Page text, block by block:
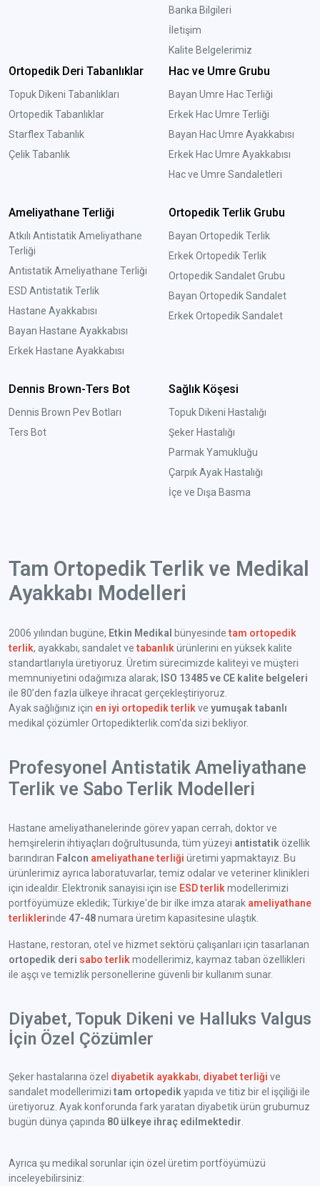
Banka Bilgileri
İletişim
Kalite Belgelerimiz
Ortopedik Deri Tabanlıklar
Topuk Dikeni Tabanlıkları
Ortopedik Tabanlıklar
Starflex Tabanlık
Çelik Tabanlık
Hac ve Umre Grubu
Bayan Umre Hac Terliği
Erkek Hac Umre Terliği
Bayan Hac Umre Ayakkabısı
Erkek Hac Umre Ayakkabısı
Hac ve Umre Sandaletleri
Ameliyathane Terliği
Atkılı Antistatik Ameliyathane
Terliği
Antistatik Ameliyathane Terliği
ESD Antistatik Terlik
Hastane Ayakkabısı
Bayan Hastane Ayakkabısı
Erkek Hastane Ayakkabısı
Ortopedik Terlik Grubu
Bayan Ortopedik Terlik
Erkek Ortopedik Terlik
Ortopedik Sandalet Grubu
Bayan Ortopedik Sandalet
Erkek Ortopedik Sandalet
Dennis Brown-Ters Bot
Dennis Brown Pev Botları
Ters Bot
Sağlık Köşesi
Topuk Dikeni Hastalığı
Şeker Hastalığı
Parmak Yamukluğu
Çarpık Ayak Hastalığı
İçe ve Dışa Basma
Tam Ortopedik Terlik ve Medikal
Ayakkabı Modelleri
2006 yılından bugüne, Etkin Medikal bünyesindetam ortopedik
terlik, ayakkabı, sandalet vetabanlık ürünlerini en yüksek kalite
standartlarıyla üretiyoruz. Üretim sürecimizde kaliteyi ve müşteri
memnuniyetini odağımıza alarak; ISO 13485 ve CE kalite belgeleri
ile 80’den fazla ülkeye ihracat gerçekleştiriyoruz.
Ayak sağlığınız için en iyi ortopedik terlik ve yumuşak tabanlı
medikal çözümler Ortopedikterlik.com'da sizi bekliyor.
Profesyonel Antistatik Ameliyathane
Terlik ve Sabo Terlik Modelleri
Hastane ameliyathanelerinde görev yapan cerrah, doktor ve
hemşirelerin ihtiyaçları doğrultusunda, tüm yüzeyi antistatik özellik
barındıran Falcon ameliyathane terliği üretimi yapmaktayız. Bu
ürünlerimiz ayrıca laboratuvarlar, temiz odalar ve veteriner klinikleri
için idealdir. Elektronik sanayisi için ise ESD terlik modellerimizi
portföyümüze ekledik; Türkiye'de bir ilke imza atarak ameliyathane
terliklerinde 47-48numara üretim kapasitesine ulaştık.
Hastane, restoran, otel ve hizmet sektörü çalışanları için tasarlanan
ortopedik deri sabo terlik modellerimiz, kaymaz taban özellikleri
ile aşçı ve temizlik personellerine güvenli bir kullanım sunar.
Diyabet, Topuk Dikeni ve Halluks Valgus
İçin Özel Çözümler
Şeker hastalarına özel diyabetik ayakkabı, diyabet terliği ve
sandalet modellerimizi tam ortopedik yapıda ve titiz bir el işçiliği ile
üretiyoruz. Ayak konforunda fark yaratan diyabetik ürün grubumuz
bugün dünya çapında 80 ülkeye ihraç edilmektedir
Ayrıca şu medikal sorunlar için özel üretim portföyümüzü
inceleyebilirsiniz: